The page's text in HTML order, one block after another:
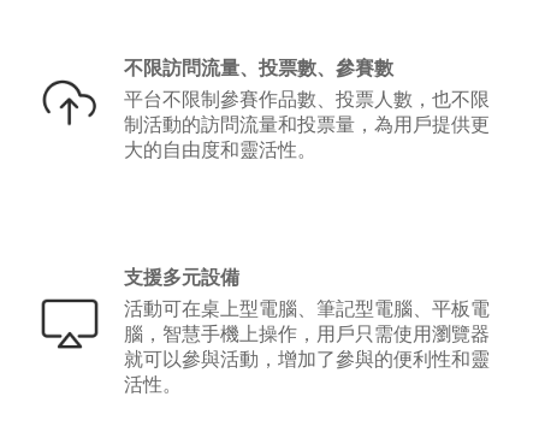
不限訪問流量、投票數、參賽數
平台不限制參賽作品數、投票人數，也不限
制活動的訪問流量和投票量，為用戶提供更
大的自由度和靈活性。
支援多元設備
活動可在桌上型電腦、筆記型電腦、平板電
腦，智慧手機上操作，用戶只需使用瀏覽器
就可以參與活動，增加了參與的便利性和靈
活性。